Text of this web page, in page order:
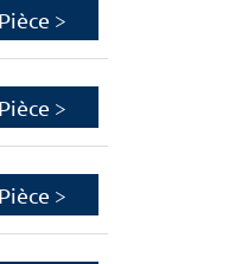
>
>
>